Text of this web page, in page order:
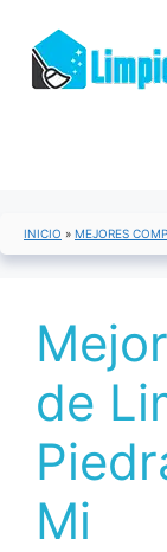
contenido
INICIO » MEJORES
de
Mi